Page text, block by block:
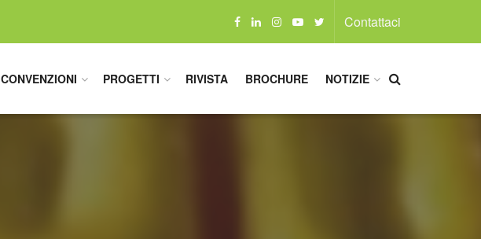
Contattaci
CONVENZIONI PROGETTI RIVISTA BROCHURE NOTIZIE